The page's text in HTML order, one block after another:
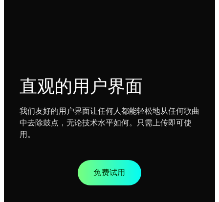
直观的用户界面
我们友好的用户界面让任何人都能轻松地从任何歌曲
中去除鼓点，无论技术水平如何。只需上传即可使
用。
免费试用